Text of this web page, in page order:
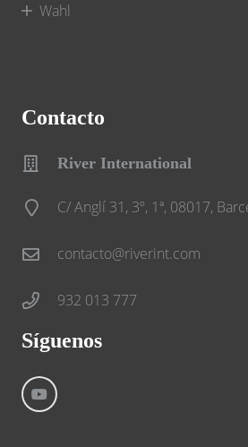
Wahl
Contacto
River International
C/ Anglí 31, 3º, 1ª, 08017,
contacto@riverint.com
932 013 777
Síguenos